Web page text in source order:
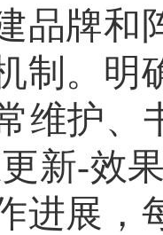
品牌和
制。明
维护、
新-效
进展，